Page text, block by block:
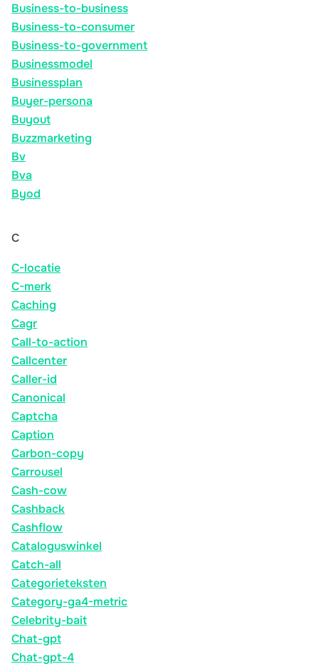
Business-to-business
Business-to-consumer
Business-to-government
Businessmodel
Businessplan
Buyer-persona
Buyout
Buzzmarketing
Bv
Bva
Byod
C
C-locatie
C-merk
Caching
Cagr
Call-to-action
Callcenter
Caller-id
Canonical
Captcha
Caption
Carbon-copy
Carrousel
Cash-cow
Cashback
Cashflow
Cataloguswinkel
Catch-all
Categorieteksten
Category-ga4-metric
Celebrity-bait
Chat-gpt
Chat-gpt-4